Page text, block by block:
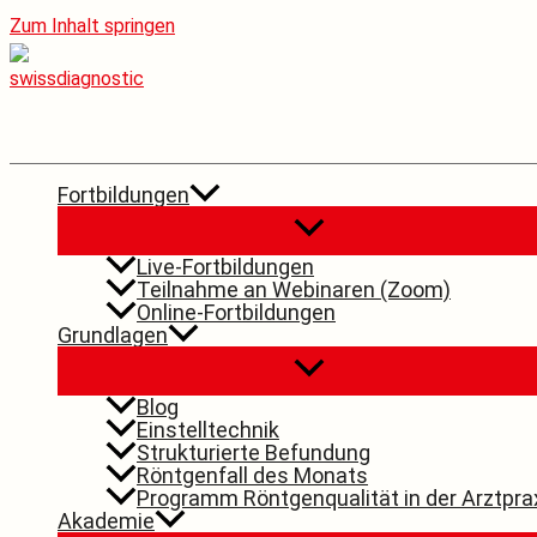
Zum Inhalt springen
Fortbildungen
Live-Fortbildungen
Teilnahme an Webinaren (Zoom)
Online-Fortbildungen
Grundlagen
Blog
Einstelltechnik
Strukturierte Befundung
Röntgenfall des Monats
Programm Röntgenqualität in der
Akademie